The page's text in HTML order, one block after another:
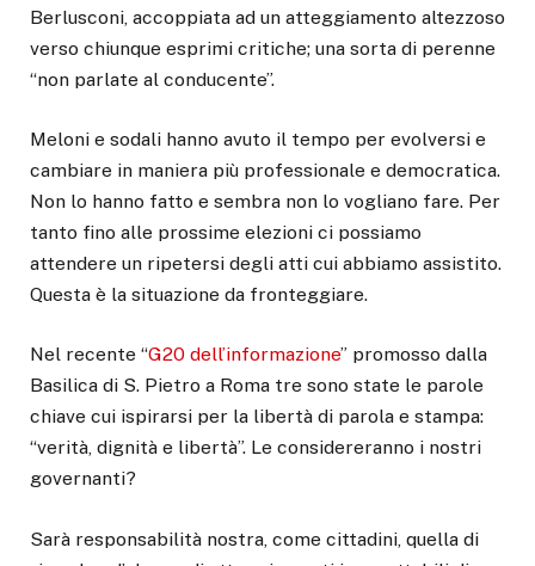
Berlusconi, accoppiata ad un atteggiamento altezzoso
verso chiunque esprimi critiche; una sorta di perenne
“non parlate al conducente”.
Meloni e sodali hanno avuto il tempo per evolversi e
cambiare in maniera più professionale e democratica.
Non lo hanno fatto e sembra non lo vogliano fare. Per
tanto fino alle prossime elezioni ci possiamo
attendere un ripetersi degli atti cui abbiamo assistito.
Questa è la situazione da fronteggiare.
Nel recente “G20 dell’informazione” promosso dalla
Basilica di S. Pietro a Roma tre sono state le parole
chiave cui ispirarsi per la libertà di parola e stampa:
“verità, dignità e libertà”. Le considereranno i nostri
governanti?
Sarà responsabilità nostra, come cittadini, quella di